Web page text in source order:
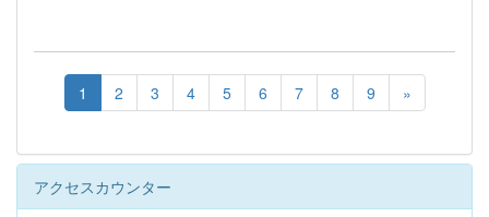
1 2 3 4 5 6 7 8 9 »
アクセスカウンター